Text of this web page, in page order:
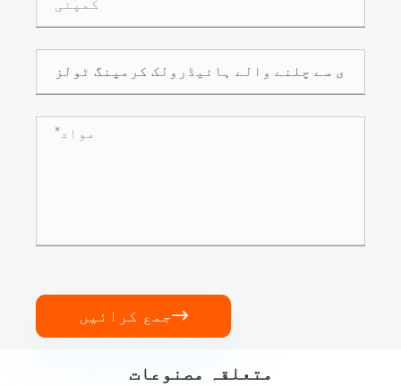
جمع کرائیں
متعلقہ مصنوعات